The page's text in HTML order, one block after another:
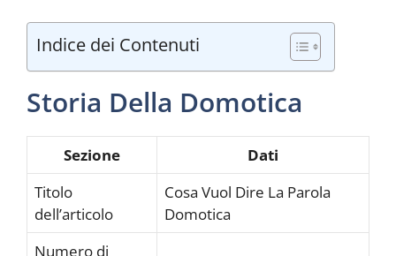
Indice dei Contenuti
Storia Della Domotica
Sezione
Dati
Titolo
dell’articolo
Cosa Vuol Dire La Parola
Domotica
Numero di